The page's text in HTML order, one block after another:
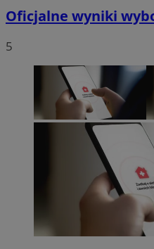
Oficjalne wyniki
5